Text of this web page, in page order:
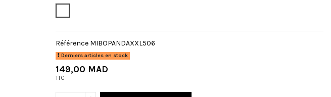
Référence MIBOPANDAXXL506
Derniers articles en stock
149,00 MAD
TTC